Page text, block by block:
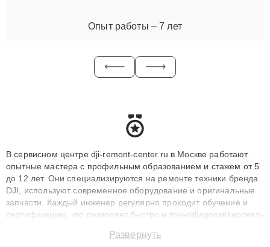
Опыт работы – 7 лет
В сервисном центре dji-remont-center.ru в Москве работают
опытные мастера с профильным образованием и стажем от 5
до 12 лет. Они специализируются на ремонте техники бренда
DJI, используют современное оборудование и оригинальные
запчасти. Каждый инженер регулярно проходит обучение и
сертификацию, что позволяет быстро и точноdiagnostikировать
до 3 лет. Наши мастера решают сложные случаи: от замены
Развернуть